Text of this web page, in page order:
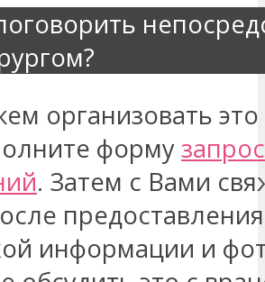
организовать это
форму
. Затем с Вами
информации и